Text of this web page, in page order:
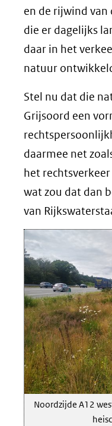
en de rijwind van
die er dagelijks
daar in het
natuur
Stel nu dat die
Grijsoord een
daarmee net
het
wat zou dat dan
van
Noordzijde A12